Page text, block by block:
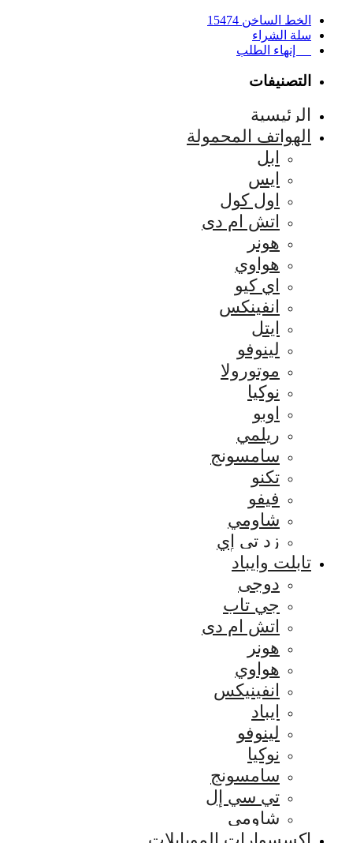
الخط الساخن 15474
سلة الشراء
إنهاء الطلب
التصنيفات
الرئيسية
الهواتف المحمولة
ابل
ايس
اول كول
اتش ام دى
هونر
هواوي
اي كيو
انفينكس
ايتل
لينوفو
موتورولا
نوكيا
اوبو
ريلمي
سامسونج
تكنو
فيفو
شاومي
زد تي إي
تابلت وايباد
دوجى
جي تاب
اتش ام دى
هونر
هواوي
انفينيكس
ايباد
لينوفو
نوكيا
سامسونج
تي سي إل
شاومي